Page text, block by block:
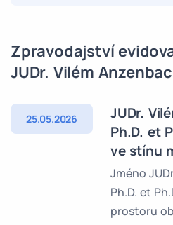
Zpravodajství
JUDr. Vilém
25.05.2026
JUDr.
Ph.D. et
ve stínu
Jméno
Ph.D. et
prostoru